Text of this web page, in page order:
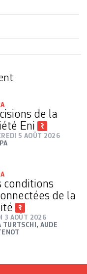
de la
Eni
5 AOÛT 2026
conditions
de la
3 AOÛT 2026
TURTSCHI , AUDE